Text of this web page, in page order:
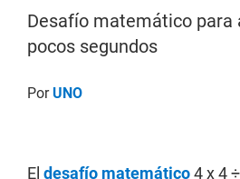
Desafío matemático para
pocos segundos
PorUNO
El desafío matemático4 x 4